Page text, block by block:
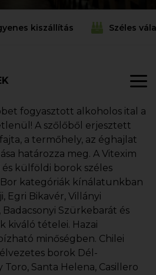
kiszállítás Széles
fogyasztott alkoholos ital a
A szőlőből erjesztett
a termőhely, az éghajlat
határozza meg. A Vitexim
külföldi borok széles
kategóriák kínálatunkban
Egri Bikavér, Villányi
Szürkebarát és
kiváló tételei. Hazai
minőségben. Chilei
borok Dél-
Santa Helena, Casillero